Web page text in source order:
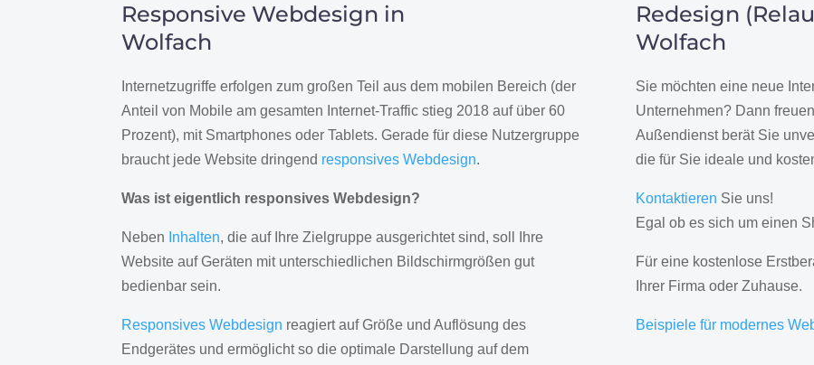
Responsive Webdesign in
Wolfach
Internetzugriffe erfolgen zum großen Teil aus dem mobilen Bereich (der
Anteil von Mobile am gesamten Internet-Traffic stieg 2018 auf über 60
Prozent), mit Smartphones oder Tablets. Gerade für diese Nutzergruppe
braucht jede Website dringend responsives Webdesign.
Was ist eigentlich responsives Webdesign?
Neben Inhalten, die auf Ihre Zielgruppe ausgerichtet sind, soll Ihre
Website auf Geräten mit unterschiedlichen Bildschirmgrößen gut
bedienbar sein.
Responsives Webdesign reagiert auf Größe und Auflösung des
Endgerätes und ermöglicht so die optimale Darstellung auf dem
Redesign
Wolfach
Sie möchten eine neue
Unternehmen? Dann
Außendienst berät Sie
die für Sie ideale und
Kontaktieren Sie uns!
Egal ob es sich um einen
Für eine kostenlose
Ihrer Firma oder Zuhause.
Beispiele für modernes